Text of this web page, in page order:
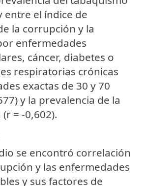
entre el índice de
la corrupción y la
enfermedades
cáncer, diabetes o
respiratorias crónicas
exactas de 30 y 70
y la prevalencia de la
= -0,602).
se encontró correlación
y las enfermedades
y sus factores de